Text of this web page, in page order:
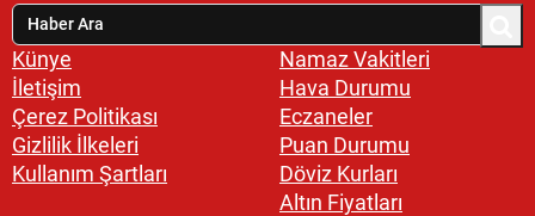
Künye
İletişim
Çerez Politikası
Gizlilik İlkeleri
Kullanım Şartları
Namaz Vakitleri
Hava Durumu
Eczaneler
Puan Durumu
Döviz Kurları
Altın Fiyatları